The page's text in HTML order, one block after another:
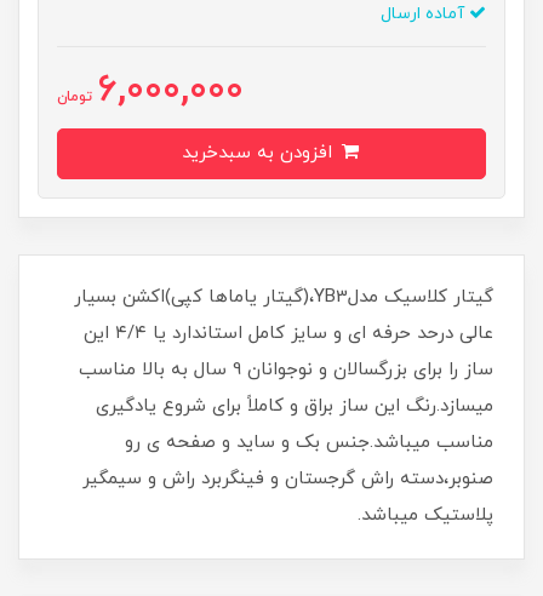
آماده ارسال
6,000,000 تومان
گیتار کلاسیک مدلYB3،(گیتار یاماها کپی)اکشن بسیار
عالی درحد حرفه ای و سایز کامل استاندارد یا ۴/۴ این
ساز را برای بزرگسالان و نوجوانان 9 سال به بالا مناسب
میسازد.رنگ این ساز براق و کاملاً برای شروع یادگیری
مناسب میباشد.جنس بک و ساید و صفحه ی رو
صنوبر،دسته راش گرجستان و فینگربرد راش و سیمگیر
پلاستیک میباشد.